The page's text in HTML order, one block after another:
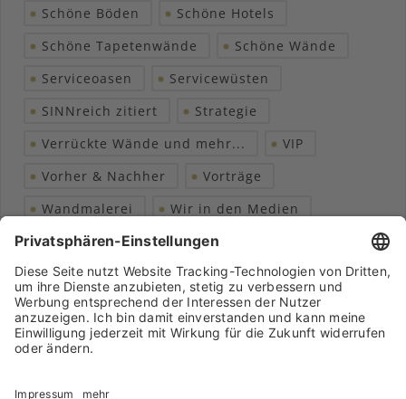
Schöne Böden
Schöne Hotels
Schöne Tapetenwände
Schöne Wände
Serviceoasen
Servicewüsten
SINNreich zitiert
Strategie
Verrückte Wände und mehr...
VIP
Vorher & Nachher
Vorträge
Wandmalerei
Wir in den Medien
Wohngesundheit
Markenpartner